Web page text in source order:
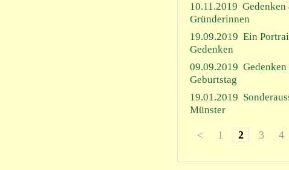
10.11.2019 Gedenken
Gründerinnen
19.09.2019 Ein
Gedenken
09.09.2019 Gedenken
Geburtstag
19.01.2019
Münster
< 1 2 3 4